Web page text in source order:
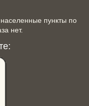
пункты по
нет.